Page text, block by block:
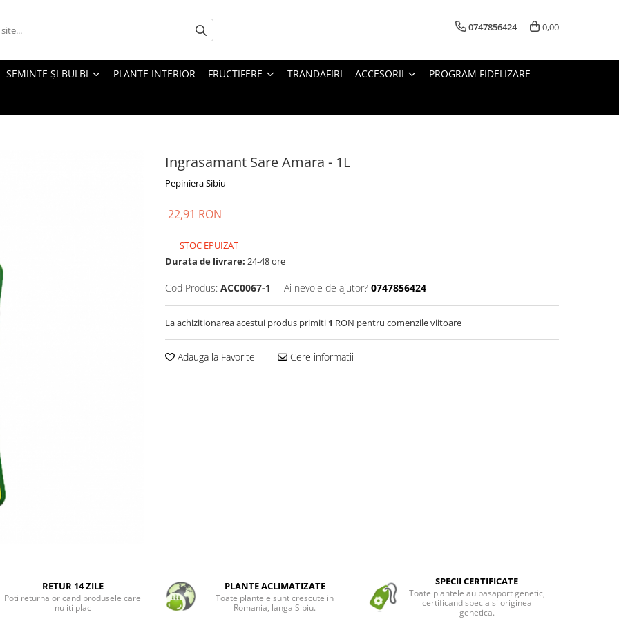
0747856424 0,00
SEMINTE ȘI BULBI PLANTE INTERIOR FRUCTIFERE TRANDAFIRI ACCESORII PROGRAM FIDELIZARE
Ingrasamant Sare Amara - 1L
Pepiniera Sibiu
22,91 RON
STOC EPUIZAT
Durata de livrare: 24-48 ore
Cod Produs: ACC0067-1 Ai nevoie de ajutor? 0747856424
La achizitionarea acestui produs primiti 1 RON pentru comenzile viitoare
Adauga la Favorite Cere informatii
RETUR 14 ZILE
Poti returna oricand produsele care
nu iti plac
PLANTE ACLIMATIZATE
Toate plantele sunt crescute in
Romania, langa Sibiu.
SPECII CERTIFICATE
Toate plantele au pasaport genetic,
certificand specia si originea
genetica.